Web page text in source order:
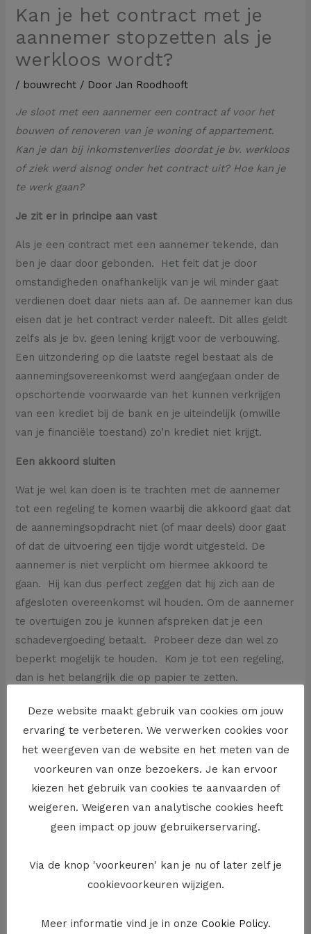
Kan je het contract met je
aannemer stopzetten als je
werkloos wordt?
/ bouwrecht / Door Jan Roodhooft
Je sloot met een aannemer een contract af voor het
bouwen of renoveren van je woning of appartement.
Kan je dan bij inkomstenverlies doordat je bv. werkloos
of ziek werd alsnog onder het contract uit? Hoe kan je
te werk gaan?
Je zit er in principe aan vast
Als je een contract met een aannemer tekende, dan
ben je daar door gebonden. Het feit dat je door
omstandigheden onafhankelijk van je wil minder gaat
verdienen doet daar niets aan af. De aannemer kan dus
eisen dat je het contract verder naleeft. Dit alles geldt
zelfs als je bv. geen lening krijgt voor de verbouwing.
Een uitzondering op die laatste regel bestaat als de
aannemingsovereenkomst werd aangegaan onder de
opschortende voorwaarde van het kunnen verkrijgen
van een krediet bij de bank en je uiteindelijk (omwille
van je financiële toestand) zo’n krediet niet krijgt.
Een akkoord sluiten
Wat je wel kan doen is te trachten met de aannemer
tot een regeling te komen waarbij die akkoord gaat dat
de aannemingsopdracht niet (of maar deels) door gaat
of dat de uitvoering een tijdje wordt uitgesteld. De
aannemer is niet verplicht om hiermee akkoord te
gaan. Hij kan dus perfect zeggen dat hij zich aan de
afgesloten overeenkomst wil houden. Om de aannemer
te overtuigen zou je kunnen afspreken dat je een
schadevergoeding betaalt. Probeer deze dan wel zo
beperkt mogelijk te houden. Kom je tot een regeling,
dan is het belangrijk die op papier te zetten.
Eenzijdig beëindigen
Als bouwheer heb je ook steeds het recht om de
overeenkomst die je met de aannemer afsloot eenzijdig
te beëindigen. Je bent in dat geval aan de aannemer
wel een schadevergoeding verschuldigd. Meer bepaald
moet je je aannemer schadeloos stellen voor alle
uitgaven en de arbeid die hij al deed en al wat de
de aannemer die de omvang van de uiteindelijke
vergoeding waarop hij aanspraak maakt zal moeten
Deze website maakt gebruik van cookies om jouw
ervaring te verbeteren. We verwerken cookies voor
het weergeven van de website en het meten van de
voorkeuren van onze bezoekers. Je kan ervoor
kiezen het gebruik van cookies te aanvaarden of
weigeren. Weigeren van analytische cookies heeft
geen impact op jouw gebruikerservaring.
Via de knop 'voorkeuren' kan je nu of later zelf je
cookievoorkeuren wijzigen.
Meer informatie vind je in onze Cookie Policy.